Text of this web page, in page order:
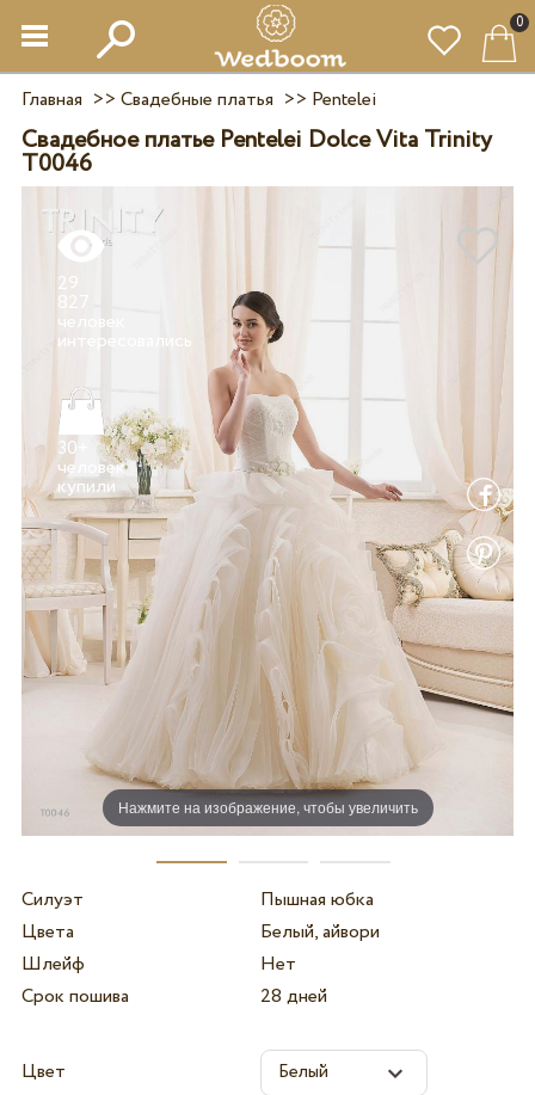
0
Главная >> Свадебные платья >> Pentelei
Свадебное платье Pentelei Dolce Vita Trinity
T0046
Нажмите на изображение, чтобы увеличить
29
827
человек
30+
человек
купили
Силуэт
Пышная юбка
Цвета
Белый, айвори
Шлейф
Нет
Срок пошива
28 дней
Цвет